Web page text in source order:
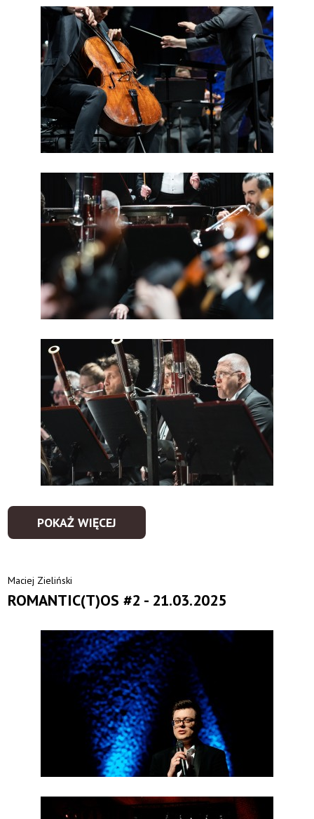
POKAŻ WIĘCEJ
Maciej Zieliński
ROMANTIC(T)OS #2 - 21.03.2025